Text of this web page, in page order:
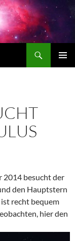
2014 besucht der
den Hauptstern
recht bequem
hier den